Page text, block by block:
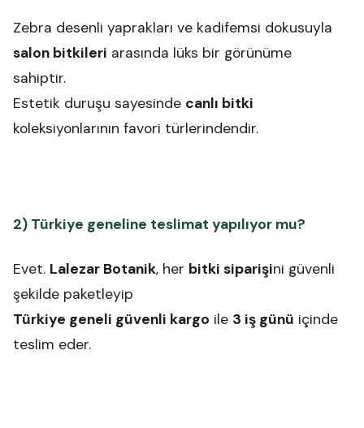
Zebra desenli yaprakları ve kadifemsi dokusuyla
salon bitkileri arasında lüks bir görünüme
sahiptir.
Estetik duruşu sayesinde canlı bitki
koleksiyonlarının favori türlerindendir.
2) Türkiye geneline teslimat yapılıyor mu?
Evet. Lalezar Botanik, her bitki siparişini güvenli
şekilde paketleyip
Türkiye geneli güvenli kargo ile 3 iş günü içinde
teslim eder.